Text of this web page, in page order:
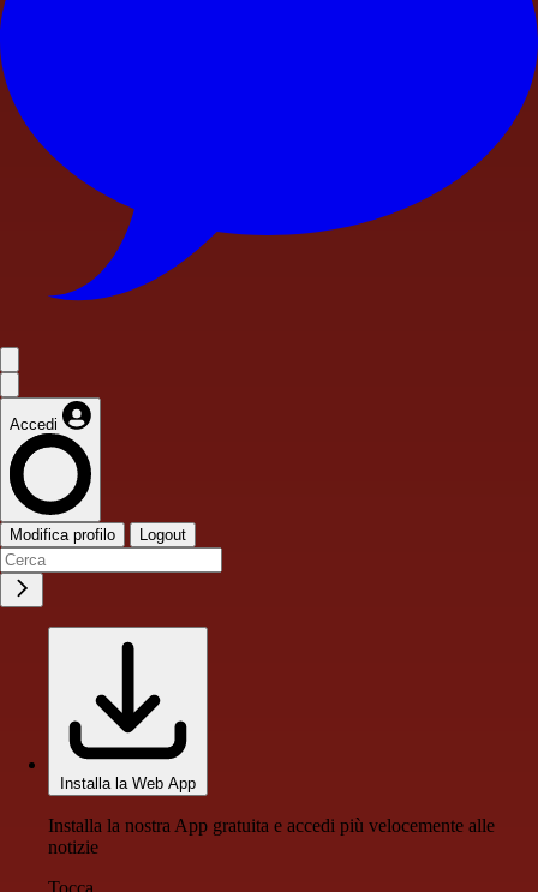
Accedi
Modifica profilo Logout
Installa la Web App
Installa la nostra App gratuita e accedi più velocemente alle
notizie
Tocca